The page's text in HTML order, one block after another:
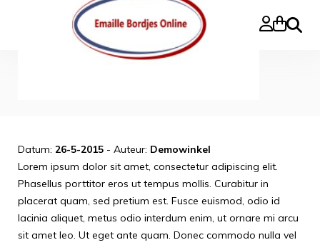
Zoeken
Datum: 26-5-2015 - Auteur: Demowinkel
Lorem ipsum dolor sit amet, consectetur adipiscing elit.
Phasellus porttitor eros ut tempus mollis. Curabitur in
placerat quam, sed pretium est. Fusce euismod, odio id
lacinia aliquet, metus odio interdum enim, ut ornare mi arcu
sit amet leo. Ut eget ante quam. Donec commodo nulla vel